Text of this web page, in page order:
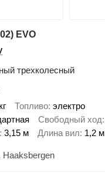
EVO
трехколесный
Топливо электро
Свободный ход
3,15 м Длина вил 1,2 м